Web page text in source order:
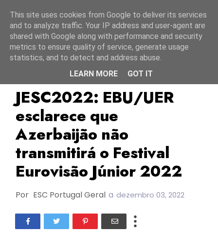
Azerbaijão EBU/UER JESC2022
JESC2022: EBU/UER
esclarece que
Azerbaijão não
transmitirá o Festival
Eurovisão Júnior 2022
Por ESC Portugal Geral a dezembro 03, 2022
This site uses cookies from Google to deliver its services
and to analyze traffic. Your IP address and user-agent are
shared with Google along with performance and security
metrics to ensure quality of service, generate usage
statistics, and to detect and address abuse.
LEARN MORE
GOT IT